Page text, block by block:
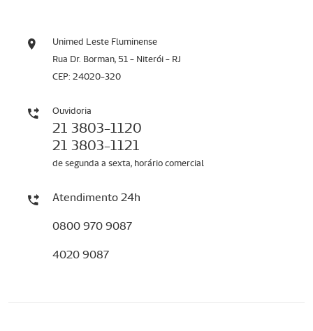
Unimed Leste Fluminense
Rua Dr. Borman, 51 - Niterói - RJ
CEP: 24020-320
Ouvidoria
21 3803-1120
21 3803-1121
de segunda a sexta, horário comercial
Atendimento 24h
0800 970 9087
4020 9087